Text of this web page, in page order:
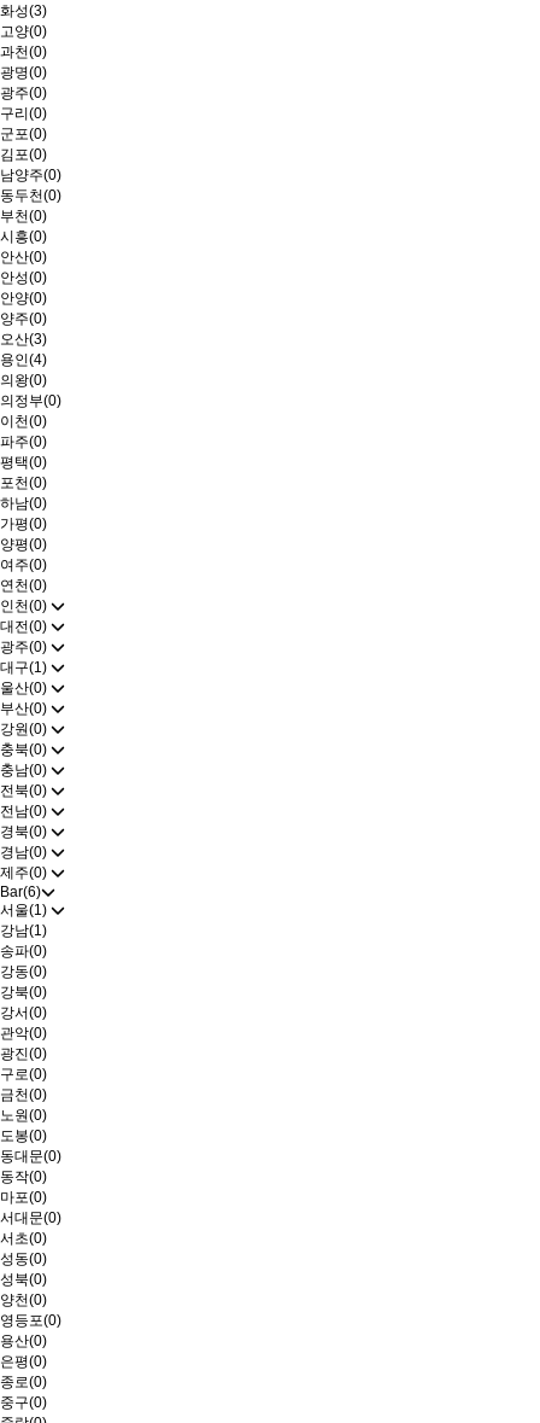
화성(3)
고양(0)
과천(0)
광명(0)
광주(0)
구리(0)
군포(0)
김포(0)
남양주(0)
동두천(0)
부천(0)
시흥(0)
안산(0)
안성(0)
안양(0)
양주(0)
오산(3)
용인(4)
의왕(0)
의정부(0)
이천(0)
파주(0)
평택(0)
포천(0)
하남(0)
가평(0)
양평(0)
여주(0)
연천(0)
인천(0)
대전(0)
광주(0)
대구(1)
울산(0)
부산(0)
강원(0)
충북(0)
충남(0)
전북(0)
전남(0)
경북(0)
경남(0)
제주(0)
Bar(6)
서울(1)
강남(1)
송파(0)
강동(0)
강북(0)
강서(0)
관악(0)
광진(0)
구로(0)
금천(0)
노원(0)
도봉(0)
동대문(0)
동작(0)
마포(0)
서대문(0)
서초(0)
성동(0)
성북(0)
양천(0)
영등포(0)
용산(0)
은평(0)
종로(0)
중구(0)